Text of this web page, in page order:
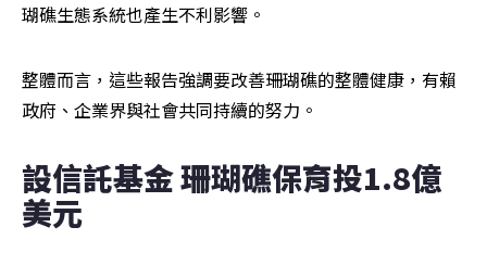
瑚礁生態系統也產生不利影響。
整體而言，這些報告強調要改善珊瑚礁的整體健康，有賴
政府、企業界與社會共同持續的努力。
設信託基金 珊瑚礁保育投1.8億
美元